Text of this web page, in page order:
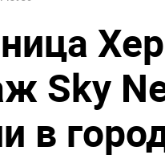
Sky
в